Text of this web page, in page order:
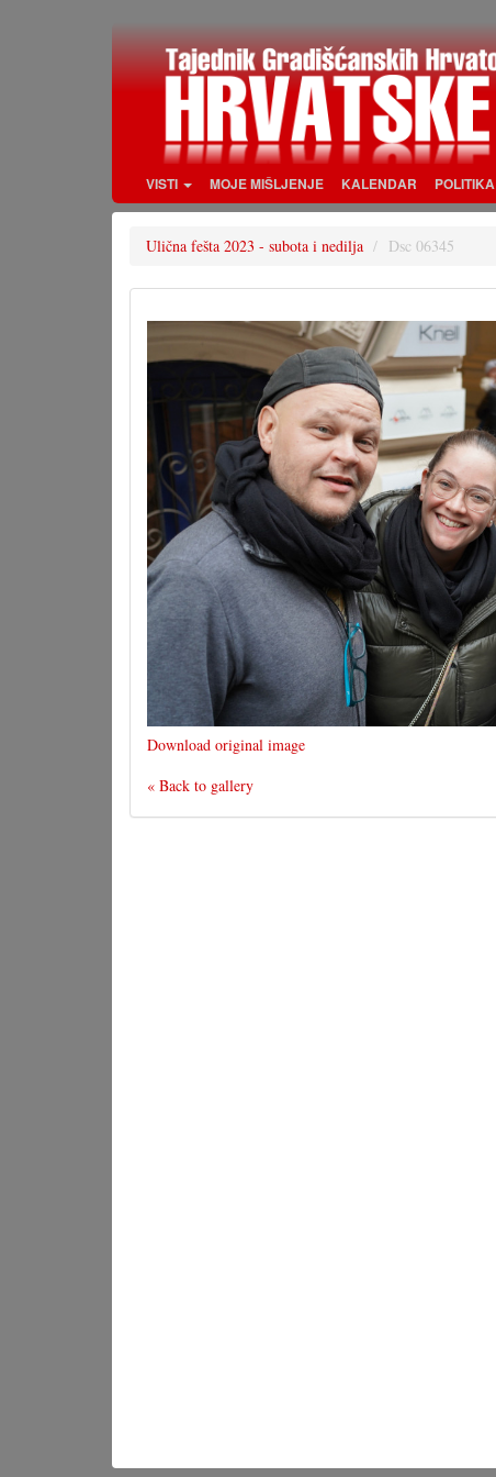
VISTI MOJE MIŠLJENJE KALENDAR POLITIKA
Ulična fešta 2023 - subota i nedilja Dsc 06345
Download original image
« Back to gallery